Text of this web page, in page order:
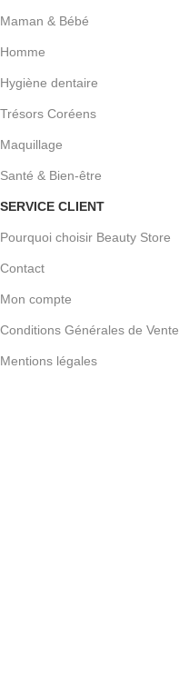
Maman & Bébé
Homme
Hygiène dentaire
Trésors Coréens
Maquillage
Santé & Bien-être
SERVICE CLIENT
Pourquoi choisir Beauty Store
Contact
Mon compte
Conditions Générales de Vente
Mentions légales